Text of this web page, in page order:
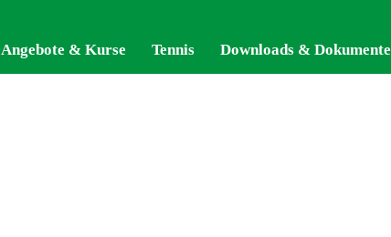
Angebote & Kurse Tennis Downloads & Dokumente
Angebote & Kurse Tennis Downloads & Dokumente